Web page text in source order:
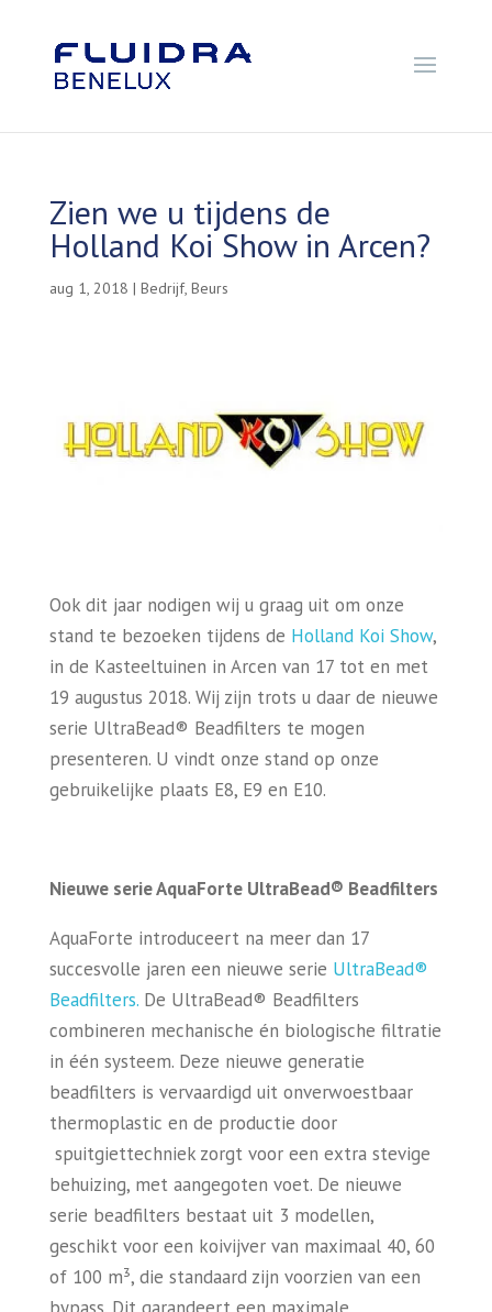
Zien we u tijdens de
Holland Koi Show in Arcen?
aug 1, 2018 | Bedrijf, Beurs
Ook dit jaar nodigen wij u graag uit om onze
stand te bezoeken tijdens de Holland Koi Show,
in de Kasteeltuinen in Arcen van 17 tot en met
19 augustus 2018. Wij zijn trots u daar de nieuwe
serie UltraBead® Beadfilters te mogen
presenteren. U vindt onze stand op onze
gebruikelijke plaats E8, E9 en E10.
Nieuwe serie AquaForte UltraBead® Beadfilters
AquaForte introduceert na meer dan 17
succesvolle jaren een nieuwe serie UltraBead®
Beadfilters.De UltraBead® Beadfilters
combineren mechanische én biologische filtratie
in één systeem. Deze nieuwe generatie
beadfilters is vervaardigd uit onverwoestbaar
thermoplastic en de productie door
spuitgiettechniek zorgt voor een extra stevige
behuizing, met aangegoten voet. De nieuwe
serie beadfilters bestaat uit 3 modellen,
geschikt voor een koivijver van maximaal 40, 60
of 100 m³, die standaard zijn voorzien van een